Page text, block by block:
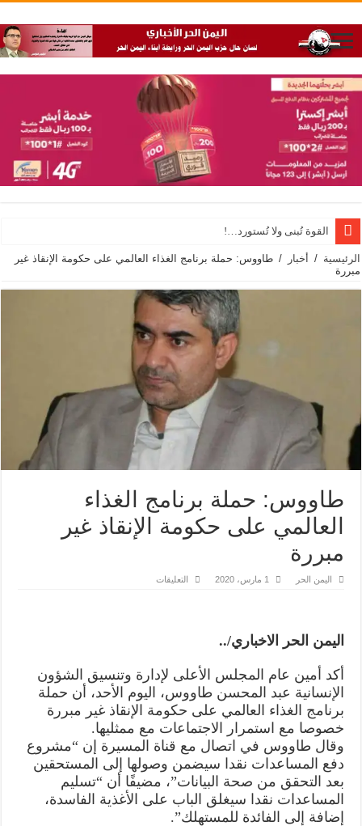
القوة تُبنى ولا تُستورد…!
الرئيسية / أخبار / طاووس: حملة برنامج الغذاء العالمي على حكومة الإنقاذ غير
مبررة
طاووس: حملة برنامج الغذاء
العالمي على حكومة الإنقاذ غير
مبررة
اليمن الحر 1 مارس، 2020 التعليقات
مبررة
مغلقة
اليمن الحر الاخباري/..
أكد أمين عام المجلس الأعلى لإدارة وتنسيق الشؤون
الإنسانية عبد المحسن طاووس، اليوم الأحد، أن حملة
برنامج الغذاء العالمي على حكومة الإنقاذ غير مبررة
خصوصا مع استمرار الاجتماعات مع ممثليها.
وقال طاووس في اتصال مع قناة المسيرة إن “مشروع
دفع المساعدات نقدا سيضمن وصولها إلى المستحقين
بعد التحقق من صحة البيانات”، مضيفًا أن “تسليم
المساعدات نقدا سيغلق الباب على الأغذية الفاسدة،
إضافة إلى الفائدة للمستهلك”.